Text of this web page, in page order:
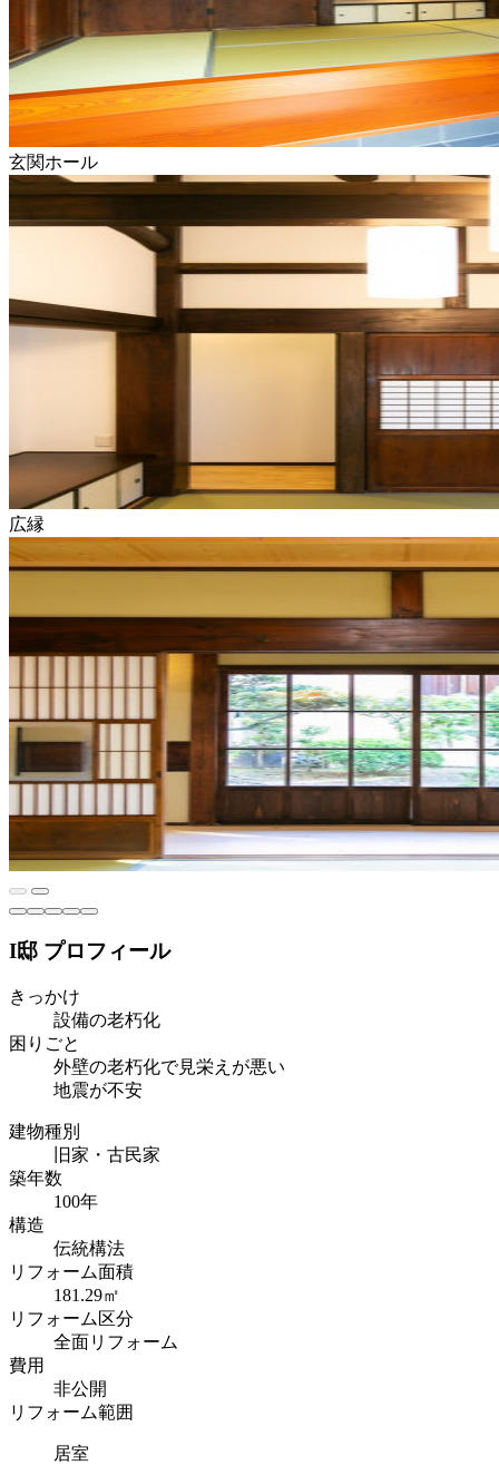
玄関ホール
広縁
I邸 プロフィール
きっかけ
設備の老朽化
困りごと
外壁の老朽化で見栄えが悪い
地震が不安
建物種別
旧家・古民家
築年数
100年
構造
伝統構法
リフォーム面積
181.29㎡
リフォーム区分
全面リフォーム
費用
非公開
リフォーム範囲
居室